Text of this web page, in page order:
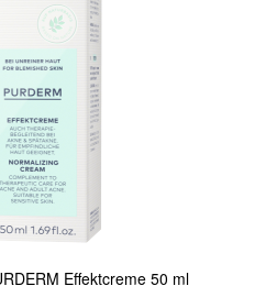
Effektcreme 50 ml